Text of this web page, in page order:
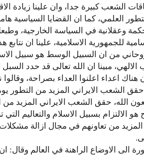
الشعب كبيرة جدا، وان علينا زيادة
العلمي، كما ان القضايا السياسية
وعقلانية في السياسة الخارجية،
للجمهورية الاسلامية، علينا ان نتابع
من ان السبيل الوسط هو سبيل
الالهي، مبينا ان الله تعالى قد حدد
هناك اعداء اعلنوا العداء بصراحة،
34 عاما، حقق الشعب الايراني المزيد من
الله، حقق الشعب الايراني المزيد
الالتزام بسبيل الاسلام والتعاليم
المزيد من تعاونهم في مجال ازالة
الى الاوضاع الراهنة في العالم